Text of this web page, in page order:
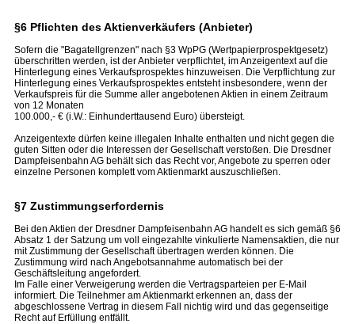
§6 Pflichten des Aktienverkäufers (Anbieter)
Sofern die "Bagatellgrenzen" nach §3 WpPG (Wertpapierprospektgesetz)
überschritten werden, ist der Anbieter verpflichtet, im Anzeigentext auf die
Hinterlegung eines Verkaufsprospektes hinzuweisen. Die Verpflichtung zur
Hinterlegung eines Verkaufsprospektes entsteht insbesondere, wenn der
Verkaufspreis für die Summe aller angebotenen Aktien in einem Zeitraum
von 12 Monaten
100.000,- € (i.W.: Einhunderttausend Euro) übersteigt.
Anzeigentexte dürfen keine illegalen Inhalte enthalten und nicht gegen die
guten Sitten oder die Interessen der Gesellschaft verstoßen. Die Dresdner
Dampfeisenbahn AG behält sich das Recht vor, Angebote zu sperren oder
einzelne Personen komplett vom Aktienmarkt auszuschließen.
§7 Zustimmungserfordernis
Bei den Aktien der Dresdner Dampfeisenbahn AG handelt es sich gemäß §6
Absatz 1 der Satzung um voll eingezahlte vinkulierte Namensaktien, die nur
mit Zustimmung der Gesellschaft übertragen werden können. Die
Zustimmung wird nach Angebotsannahme automatisch bei der
Geschäftsleitung angefordert.
Im Falle einer Verweigerung werden die Vertragsparteien per E-Mail
informiert. Die Teilnehmer am Aktienmarkt erkennen an, dass der
abgeschlossene Vertrag in diesem Fall nichtig wird und das gegenseitige
Recht auf Erfüllung entfällt.